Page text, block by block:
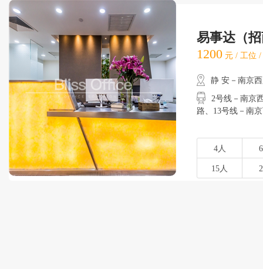
易事达（
1200 元 / 工位
静 安－南京
2号线－南京
路、13号线－南
4人
15人